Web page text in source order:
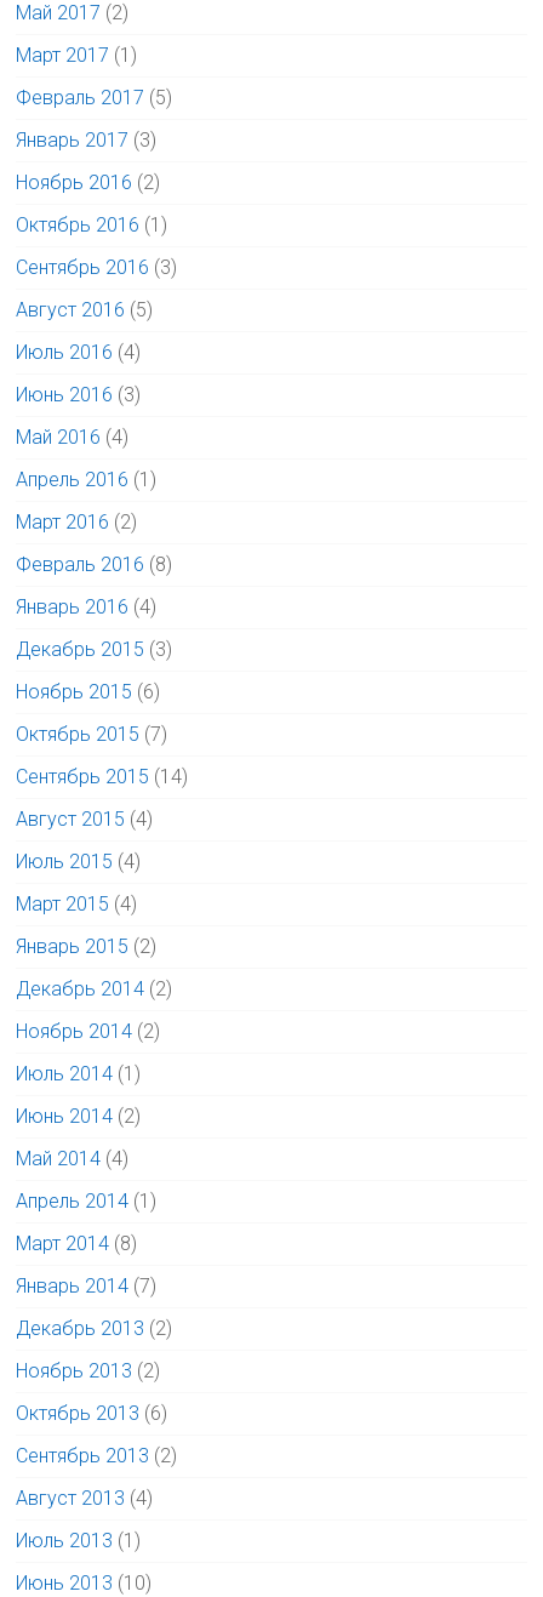
Май 2017 (2)
Март 2017 (1)
Февраль 2017 (5)
Январь 2017 (3)
Ноябрь 2016 (2)
Октябрь 2016 (1)
Сентябрь 2016 (3)
Август 2016 (5)
Июль 2016 (4)
Июнь 2016 (3)
Май 2016 (4)
Апрель 2016 (1)
Март 2016 (2)
Февраль 2016 (8)
Январь 2016 (4)
Декабрь 2015 (3)
Ноябрь 2015 (6)
Октябрь 2015 (7)
Сентябрь 2015 (14)
Август 2015 (4)
Июль 2015 (4)
Март 2015 (4)
Январь 2015 (2)
Декабрь 2014 (2)
Ноябрь 2014 (2)
Июль 2014 (1)
Июнь 2014 (2)
Май 2014 (4)
Апрель 2014 (1)
Март 2014 (8)
Январь 2014 (7)
Декабрь 2013 (2)
Ноябрь 2013 (2)
Октябрь 2013 (6)
Сентябрь 2013 (2)
Август 2013 (4)
Июль 2013 (1)
Июнь 2013 (10)